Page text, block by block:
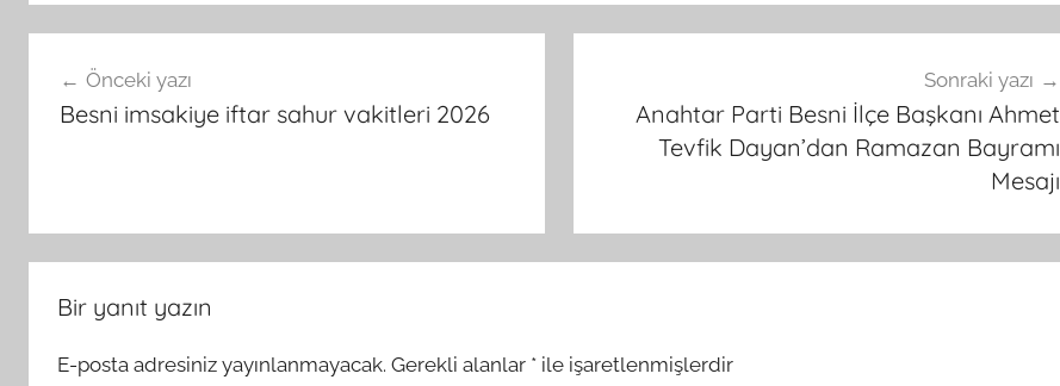
gezinmesi
Önceki yazı
Besni imsakiye iftar sahur vakitleri 2026
Sonraki yazı
Anahtar Parti Besni İlçe Başkanı Ahmet
Tevfik Dayan’dan Ramazan Bayramı
Mesajı
Bir yanıt yazın
E-posta adresiniz yayınlanmayacak. Gerekli alanlar * ile işaretlenmişlerdir